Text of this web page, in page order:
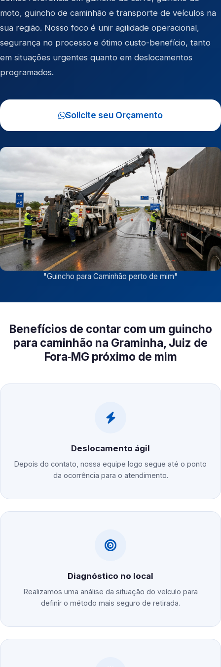
moto, guincho de caminhão e transporte de veículos na
sua região. Nosso foco é unir agilidade operacional,
segurança no processo e ótimo custo-benefício, tanto
em situações urgentes quanto em deslocamentos
programados.
Solicite seu Orçamento
"Guincho para Caminhão perto de mim"
Benefícios de contar com um guincho
para caminhão na Graminha, Juiz de
Fora‑MG próximo de mim
Deslocamento ágil
Depois do contato, nossa equipe logo segue até o ponto
da ocorrência para o atendimento.
Diagnóstico no local
Realizamos uma análise da situação do veículo para
definir o método mais seguro de retirada.